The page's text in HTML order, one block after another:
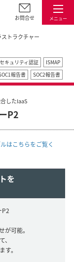
メニュー
お問合せ
トラクチャー
キュリティ認証
ISMAP
報告書
SOC2報告書
したIaaS
P2
はこちらをご覧く
を
P2
可能。
。